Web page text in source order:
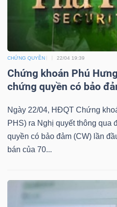
CHỨNG QUYỀN 22/04 19:39
Chứng khoán Phú
chứng quyền có bảo
Ngày 22/04, HĐQT Chứng
PHS) ra Nghị quyết thông qua
quyền có bảo đảm (CW) lần
bán của 70...
CÔNG
THÔNG
TIN
DỊCH